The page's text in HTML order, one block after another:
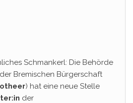
Schmankerl: Die Behörde
Bremischen Bürgerschaft
) hat eine neue Stelle
der